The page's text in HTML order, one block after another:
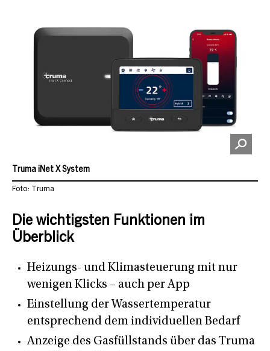
Truma iNet X System
Foto: Truma
Die wichtigsten Funktionen im
Überblick
Heizungs- und Klimasteuerung mit nur
wenigen Klicks – auch per App
Einstellung der Wassertemperatur
entsprechend dem individuellen Bedarf
Anzeige des Gasfüllstands über das Truma